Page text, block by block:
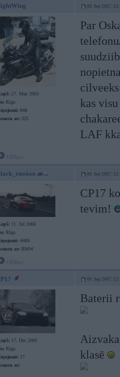
09. Sep 2007,
27. May 2003
Rīga
848
ar: 325
Par
kas
LAF
09. Sep 2007,
11. Jul 2006
Rīga
4469
ar: BMW
CP17
tevim!
09. Sep 2007,
17. Dec 2002
Rīga
17
ar:
Baterii
klasē